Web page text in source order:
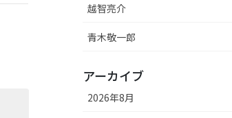
越智亮介
青木敬一郎
アーカイブ
2026年8月